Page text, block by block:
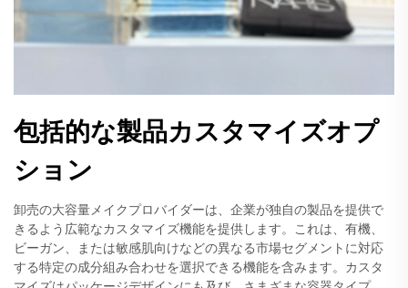
包括的な製品カスタマイズオプ
ション
卸売の大容量メイクプロバイダーは、企業が独自の製品を提供で
きるよう広範なカスタマイズ機能を提供します。これは、有機、
ビーガン、または敏感肌向けなどの異なる市場セグメントに対応
する特定の成分組み合わせを選択できる機能を含みます。カスタ